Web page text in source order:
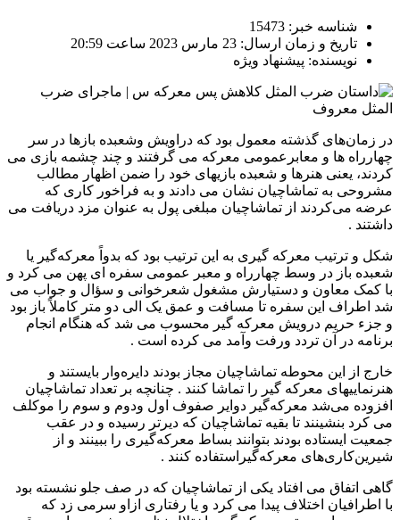
شناسه خبر: 15473
تاریخ و زمان ارسال: 23 مارس 2023 ساعت 20:59
نویسنده: پیشنهاد ویژه
در زمان‌های گذشته معمول بود که دراویش وشعبده بازها در سر
چهارراه ها و معابرعمومی معرکه می گرفتند و چند چشمه بازی می
کردند، یعنی هنرها و شعبده بازیهای خود را ضمن اظهار مطالب
مشروحی به تماشاچیان نشان می دادند و به فراخور کاری که
عرضه می‌کردند از تماشاچیان مبلغی پول به عنوان مزد دریافت می
داشتند .
شکل و ترتیب معرکه گیری به این ترتیب بود که بدواً معرکه‌گیر یا
شعبده باز در وسط چهارراه و معبر عمومی سفره ای پهن می کرد و
با کمک معاون و دستیارش مشغول شعرخوانی و سؤال و جواب می
شد اطراف این سفره تا مسافت و عمق یک الی دو متر کاملاً باز بود
و جزء حریم درویش معرکه گیر محسوب می شد که هنگام انجام
برنامه در آن تردد ورفت وآمد می کرده است .
خارج از این محوطه تماشاچیان مجاز بودند دایره‌وار بایستند و
هنرنماییهای معرکه گیر را تماشا کنند . چنانچه بر تعداد تماشاچیان
افزوده می‌شد معرکه‌گیر دوایر صفوف اول ودوم و سوم را موکلف
می کرد بنشینند تا بقیه تماشاچیان که دیرتر رسیده و در عقب
جمعیت ایستاده بودند بتوانند بساط معرکه‌گیری را ببینند و از
شیرین‌کاری‌های معرکه‌گیراستفاده کنند .
گاهی اتفاق می افتاد یکی از تماشاچیان که در صف جلو نشسته بود
با اطرافیان اختلاف پیدا می کرد و یا رفتاری ازاو سرمی زد که